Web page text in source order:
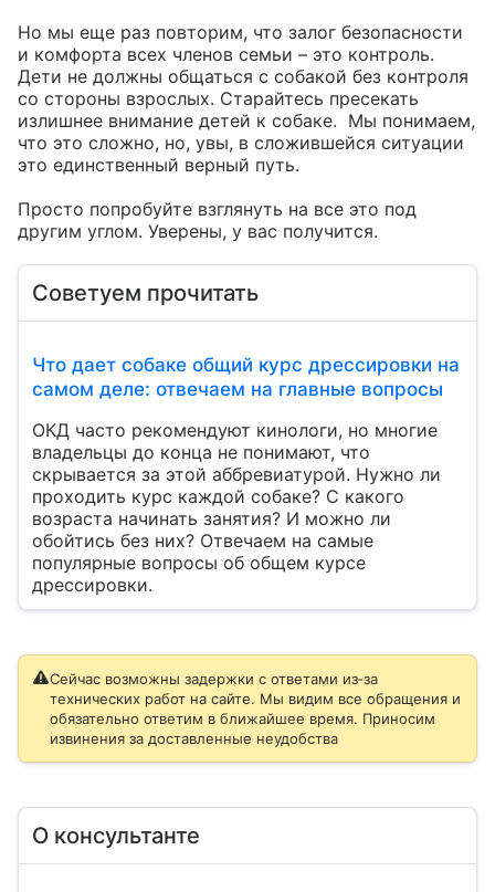
Но мы еще раз повторим, что залог безопасности
и комфорта всех членов семьи – это контроль.
Дети не должны общаться с собакой без контроля
со стороны взрослых. Старайтесь пресекать
излишнее внимание детей к собаке.  Мы понимаем,
что это сложно, но, увы, в сложившейся ситуации
это единственный верный путь.
Просто попробуйте взглянуть на все это под
другим углом. Уверены, у вас получится.
Советуем прочитать
Что дает собаке общий курс дрессировки на
самом деле: отвечаем на главные вопросы
ОКД часто рекомендуют кинологи, но многие
владельцы до конца не понимают, что
скрывается за этой аббревиатурой. Нужно ли
проходить курс каждой собаке? С какого
возраста начинать занятия? И можно ли
обойтись без них? Отвечаем на самые
популярные вопросы об общем курсе
дрессировки.
Сейчас возможны задержки с ответами из‑за
технических работ на сайте. Мы видим все обращения и
обязательно ответим в ближайшее время. Приносим
извинения за доставленные неудобства
О консультанте